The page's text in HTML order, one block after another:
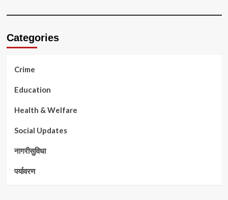
Categories
Crime
Education
Health & Welfare
Social Updates
नागरीसुविधा
पर्यावरण